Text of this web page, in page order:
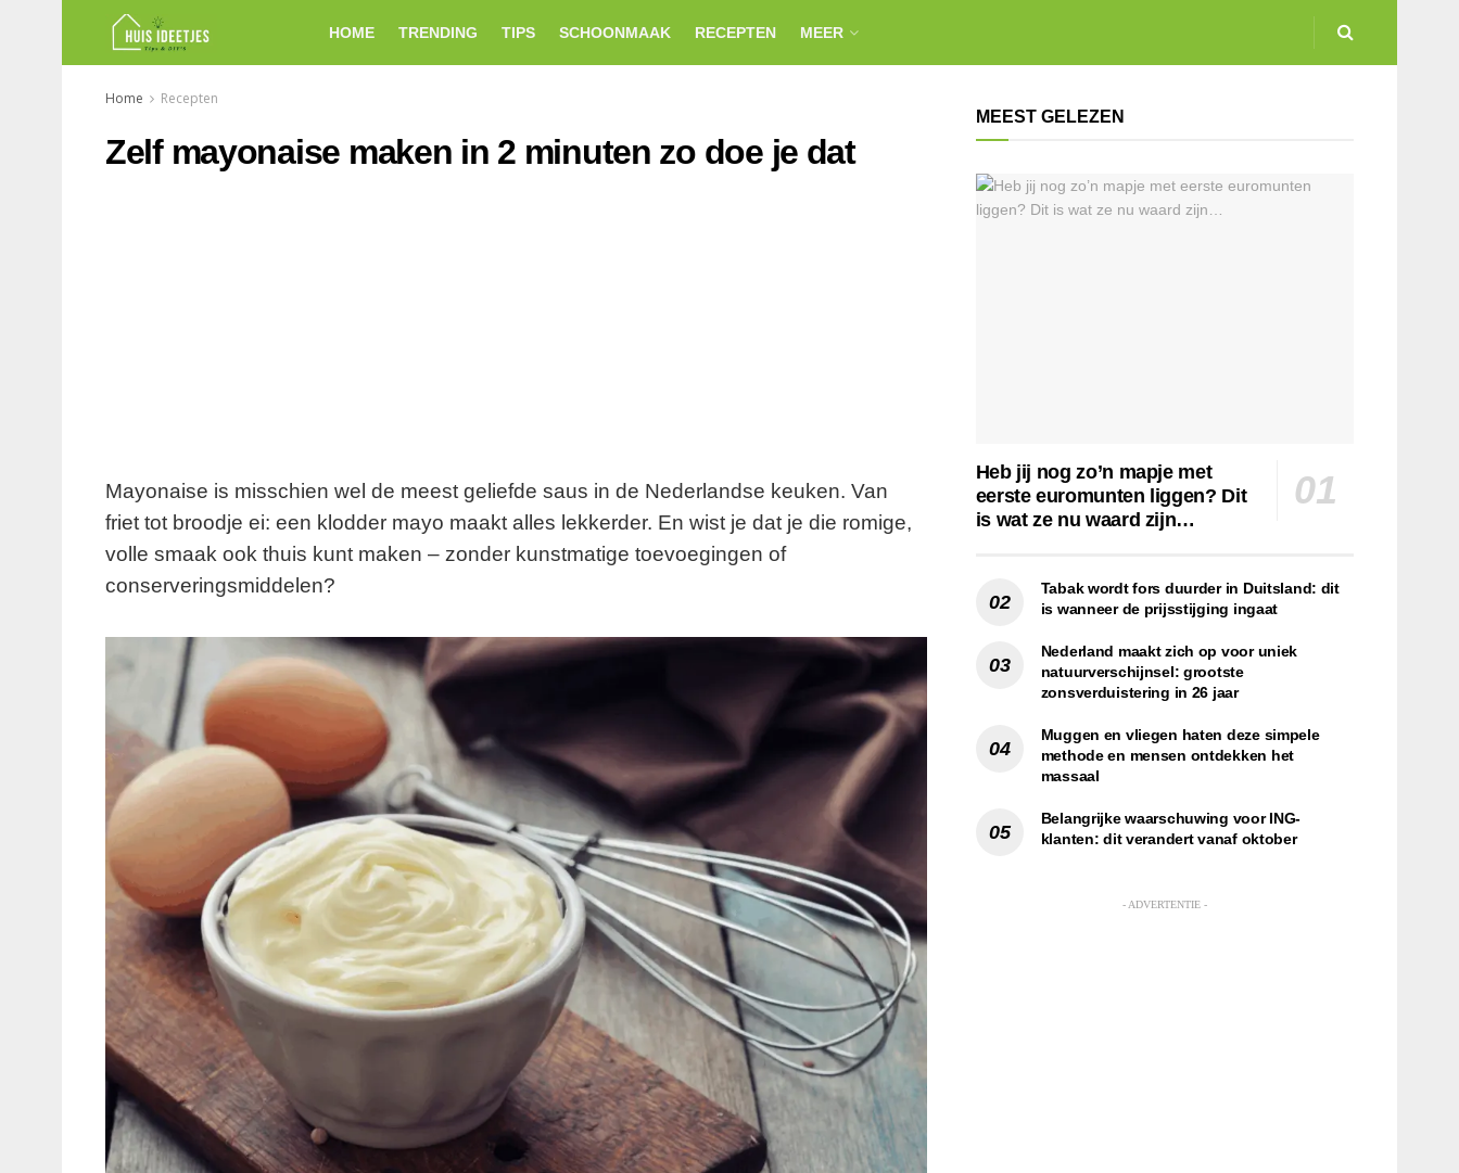
HOME TRENDING TIPS SCHOONMAAK RECEPTEN MEER
Home Recepten
Zelf mayonaise maken in 2 minuten zo doe je dat
Mayonaise is misschien wel de meest geliefde saus in de Nederlandse keuken. Van
friet tot broodje ei: een klodder mayo maakt alles lekkerder. En wist je dat je die romige,
volle smaak ook thuis kunt maken – zonder kunstmatige toevoegingen of
conserveringsmiddelen?
MEEST GELEZEN
Heb jij nog zo’n mapje met
eerste euromunten liggen? Dit
is wat ze nu waard zijn…
Tabak wordt fors duurder in Duitsland: dit
is wanneer de prijsstijging ingaat
Nederland maakt zich op voor uniek
natuurverschijnsel: grootste
zonsverduistering in 26 jaar
Muggen en vliegen haten deze simpele
methode en mensen ontdekken het
massaal
Belangrijke waarschuwing voor ING-
klanten: dit verandert vanaf oktober
- ADVERTENTIE -